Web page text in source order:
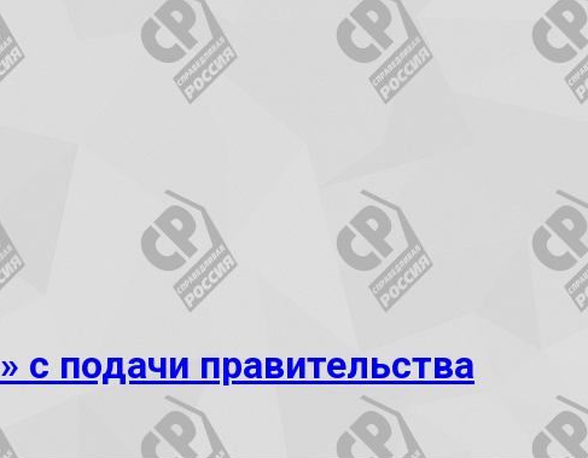
с подачи правительства